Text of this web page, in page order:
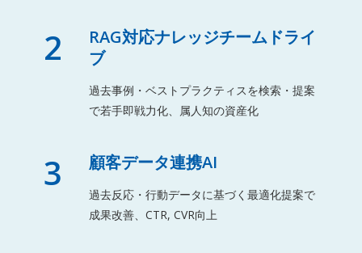
2
RAG対応ナレッジチームドライ
ブ
過去事例・ベストプラクティスを検索・提案
で若手即戦力化、属人知の資産化
3 顧客データ連携AI
過去反応・行動データに基づく最適化提案で
成果改善、CTR, CVR向上